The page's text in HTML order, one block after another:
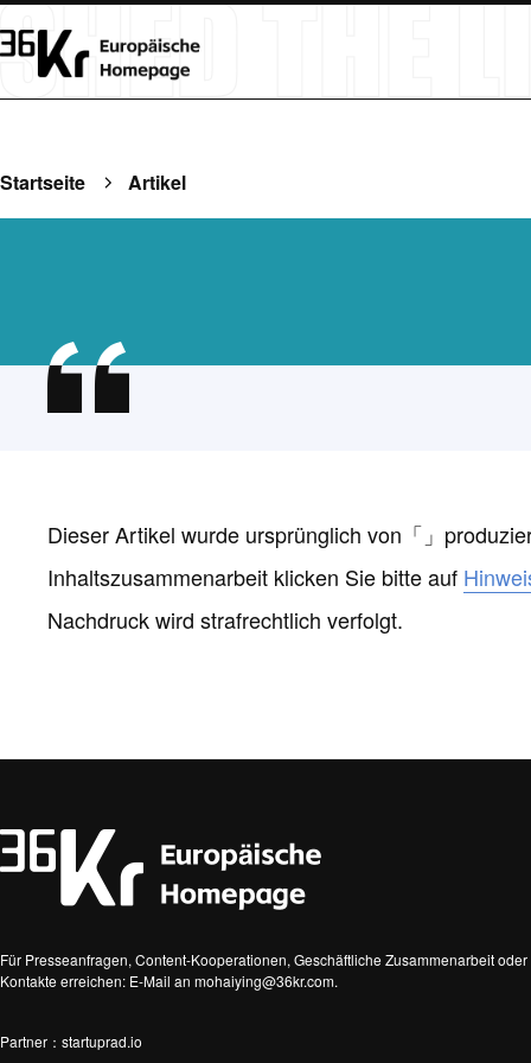
Startseite Artikel
Dieser Artikel wurde ursprünglich von 「 」
Inhaltszusammenarbeit klicken Sie bitte auf
Nachdruck wird strafrechtlich verfolgt.
Für Presseanfragen, Content-Kooperationen, Geschäftliche Zusammenarbeit
Kontakte erreichen: E-Mail an mohaiying@36kr.com.
Partner：startuprad.io